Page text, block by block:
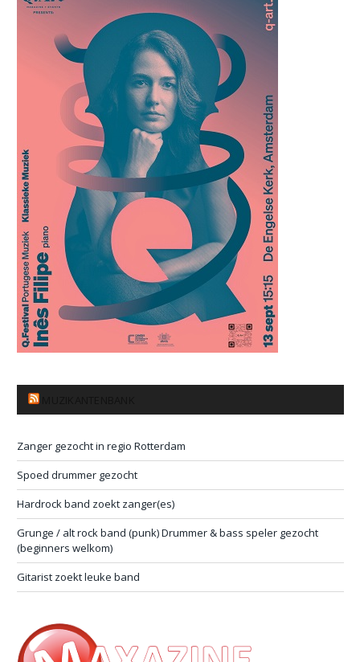
Zanger gezocht in regio Rotterdam
Spoed drummer gezocht
Hardrock band zoekt zanger(es)
Grunge / alt rock band (punk) Drummer & bass speler gezocht
(beginners welkom)
Gitarist zoekt leuke band